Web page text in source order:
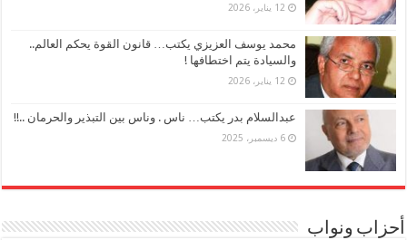
12 يناير، 2026
محمد يوسف العزيزي يكتب… قانون القوة يحكم العالم..
والسيادة يتم اختطافها !
12 يناير، 2026
عبدالسلام بدر يكتب… ناس . وناس بين التبذير والحرمان ..!!
6 ديسمبر، 2025
أحزاب ونواب